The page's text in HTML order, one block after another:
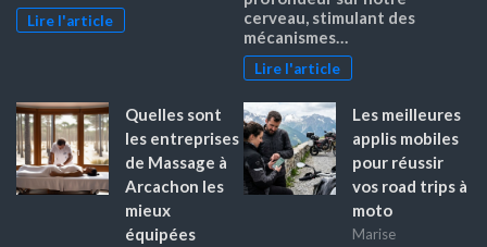
Lire l'article
cerveau, stimulant des
mécanismes…
Lire l'article
Quelles sont
les entreprises
de Massage à
Arcachon les
mieux
équipées
Les meilleures
applis mobiles
pour réussir
vos road trips à
moto
Marise